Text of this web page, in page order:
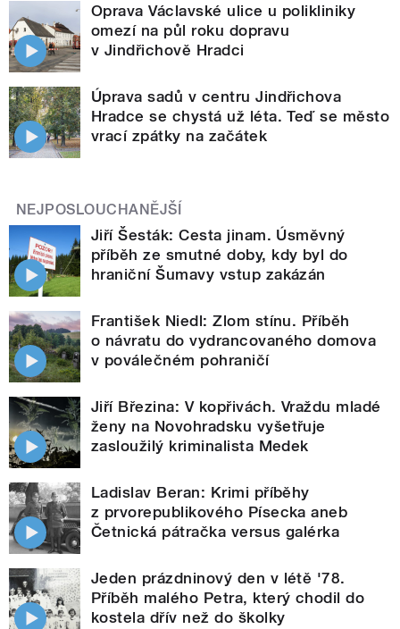
Oprava Václavské ulice u polikliniky
omezí na půl roku dopravu
v Jindřichově Hradci
Úprava sadů v centru Jindřichova
Hradce se chystá už léta. Teď se město
vrací zpátky na začátek
NEJPOSLOUCHANĚJŠÍ
Jiří Šesták: Cesta jinam. Úsměvný
příběh ze smutné doby, kdy byl do
hraniční Šumavy vstup zakázán
František Niedl: Zlom stínu. Příběh
o návratu do vydrancovaného domova
v poválečném pohraničí
Jiří Březina: V kopřivách. Vraždu mladé
ženy na Novohradsku vyšetřuje
zasloužilý kriminalista Medek
Ladislav Beran: Krimi příběhy
z prvorepublikového Písecka aneb
Četnická pátračka versus galérka
Jeden prázdninový den v létě '78.
Příběh malého Petra, který chodil do
kostela dřív než do školky